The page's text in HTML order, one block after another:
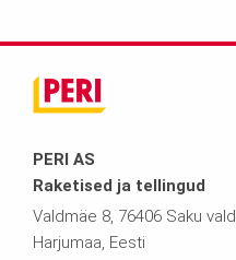
PERI AS
Raketised ja tellingud
Valdmäe 8, 76406 Saku vald
Harjumaa, Eesti